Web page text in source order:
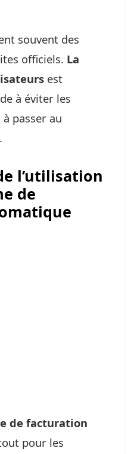
souvent des
officiels. La
est
à éviter les
passer au
l’utilisation
de
de facturation
pour les